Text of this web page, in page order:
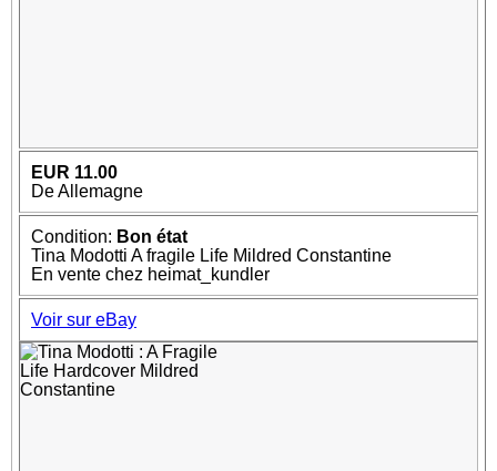
EUR 11.00
De Allemagne
Condition: Bon état
Tina Modotti A fragile Life Mildred Constantine
En vente chez heimat_kundler
Voir sur eBay